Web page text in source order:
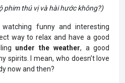
phim thú vị và hài hước không?)
funny and interesting
way to relax and have a good
under the weather, a good
spirits. I mean, who doesn’t love
now and then?